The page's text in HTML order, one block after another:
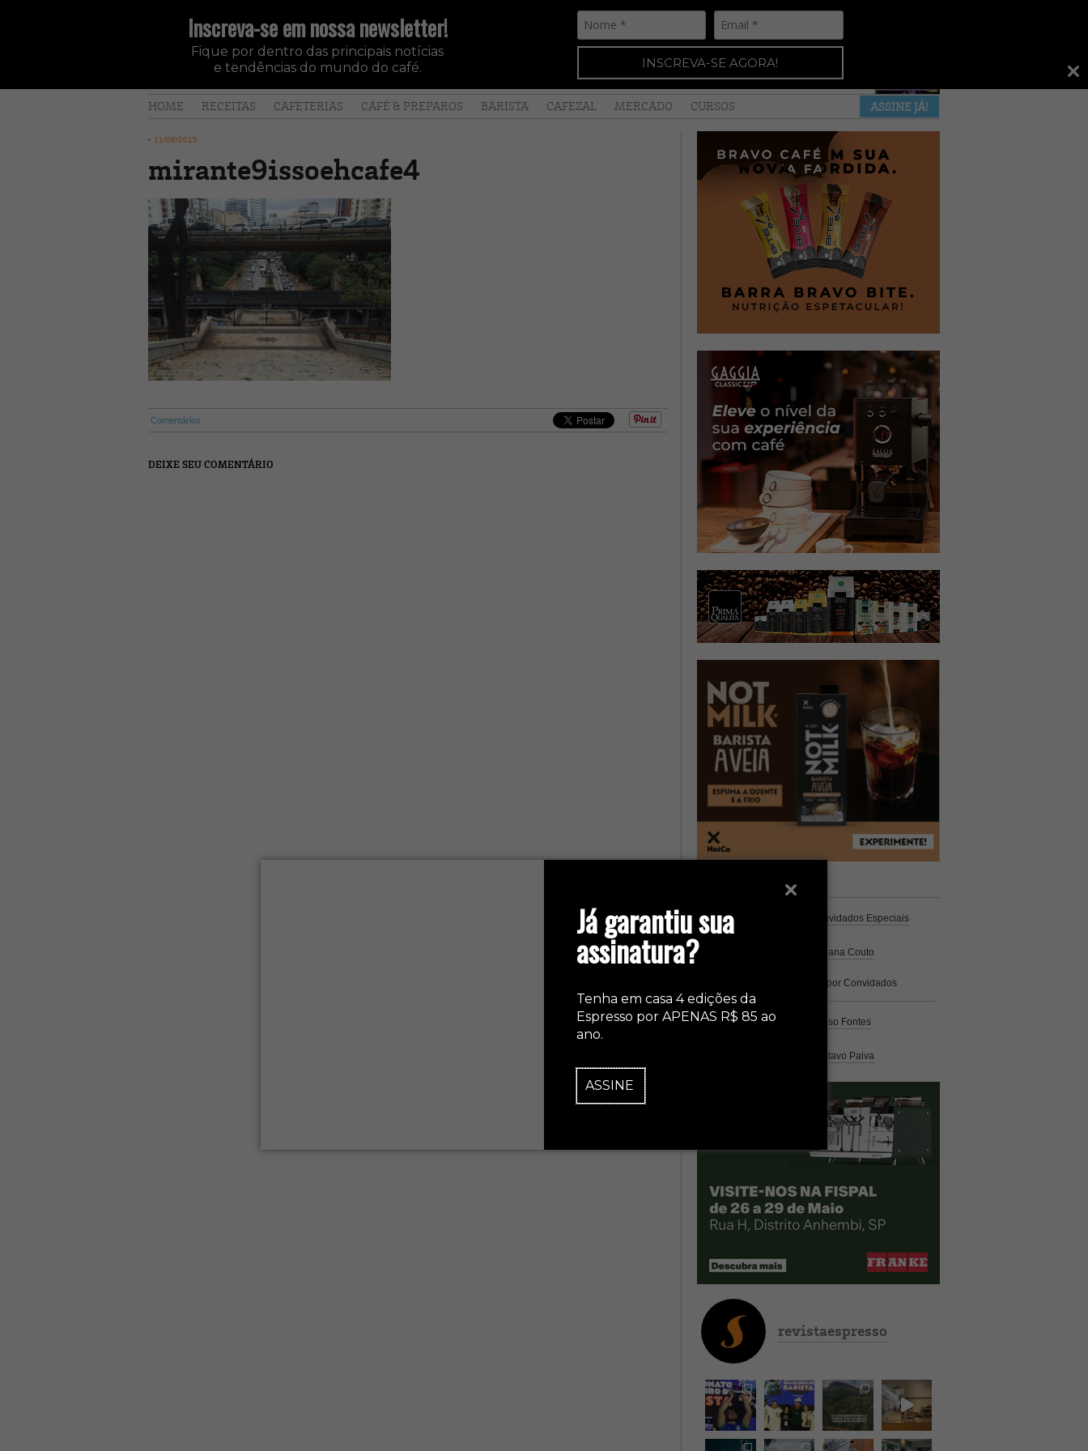
Inscreva-se em nossa newsletter!
Fique por dentro das principais notícias
e tendências do mundo do café.
INSCREVA-SE AGORA!
Já garantiu sua
assinatura?
Tenha em casa 4 edições da
Espresso por APENAS R$ 85 ao
ano.
ASSINE
•NAS BANCAS
HOME RECEITAS CAFETERIAS CAFÉ & PREPAROS BARISTA CAFEZAL MERCADO ASSINE JÁ!
CURSOS
• 11/08/2015
mirante9issoehcafe4
Comentários
DEIXE SEU COMENTÁRIO
Espresso
Coluna Café por Convidados Especiais
por Cristiana Couto
por Convidados
Especiais
Análisepor Caio Alonso Fontes
por Gustavo Paiva
revistaespresso